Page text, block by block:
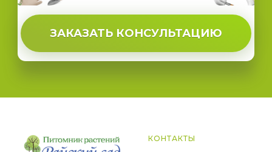
ЗАКАЗАТЬ КОНСУЛЬТАЦИЮ
КОНТАКТЫ